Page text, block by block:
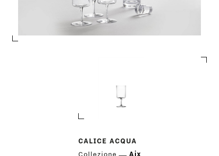
CALICE ACQUA